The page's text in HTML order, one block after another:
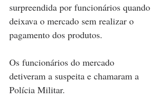
surpreendida por funcionários quando
deixava o mercado sem realizar o
pagamento dos produtos.
Os funcionários do mercado
detiveram a suspeita e chamaram a
Polícia Militar.